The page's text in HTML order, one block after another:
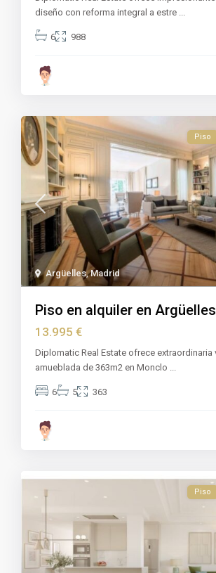
diseño con reforma integral a estre ...
6 988
Argüelles,Madrid
Piso
Piso en alquiler en Argüelles
13.995 €
Diplomatic Real Estate ofrece extraordinaria
amueblada de 363m2 en Monclo
6 5 363
Piso